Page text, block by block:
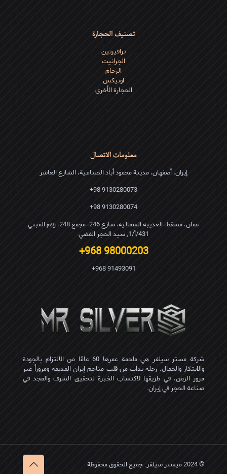
تصنيف الحجارة
ترافیرتین
الجرانیت
الرخام
اونیکس
الحجارة الأخرى
معلومات الاتصال
إيران، أصفهان، مدينة محمود أباد الصناعية، الشارع العاشر
9130280073 98+
9130280074 98+
عمان، مسقط، العذیبه الشمالیه، شارع 246، مجمع 248، رقم المبني
431/أ/1, سید الحجر الفضي
98000203 968+
91493091 968+
شركة مستر سيلفر هي ملحمة عمرها 60 عامًا من الالتزام بالجودة
والابتكار والجمال. رحلة بدأت من قلب مناجم إيران القديمة ومروراً عبر
مرور الزمن، في طريقها لاكتساب الخبرة لتحقيق الشرف والمجد في
صناعة الحجر في إيران.
© 2024 میستر سیلفر. جميع الحقوق محفوظة